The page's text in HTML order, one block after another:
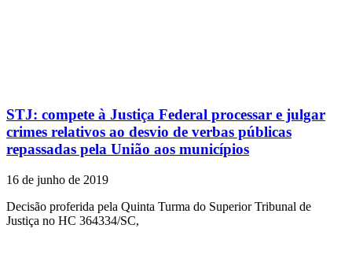
STJ: compete à Justiça Federal processar e julgar
crimes relativos ao desvio de verbas públicas
repassadas pela União aos municípios
16 de junho de 2019
Decisão proferida pela Quinta Turma do Superior Tribunal de
Justiça no HC 364334/SC,